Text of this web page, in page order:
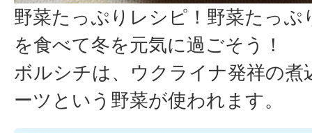
野菜たっぷりレシピ！野菜たっぷ
を食べて冬を元気に過ごそう！
ボルシチは、ウクライナ発祥の煮
ーツという野菜が使われます。